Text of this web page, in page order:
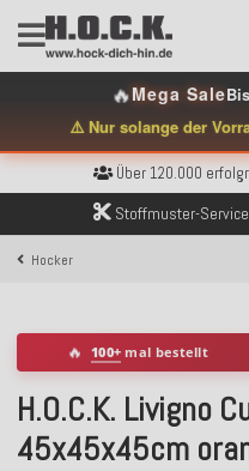
🔥Mega Sale
⚠️ Nur solange der
Kostenloser Versand
Über 120.000
Sicher bezahlen mit
Kostenloser Versand
Über 120.000
Sicher bezahlen mit
Kostenloser Versand
Stoffmuster-Service
Hocker
🔥 100+ mal bestellt
H.O.C.K. Livigno
45x45x45cm